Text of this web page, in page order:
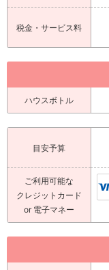
税金・サービス料
ハウスボトル
目安予算
ご利用可能な
クレジットカード
or 電子マネー